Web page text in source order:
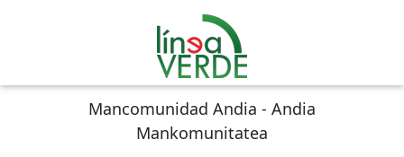
Mancomunidad Andia - Andia
Mankomunitatea